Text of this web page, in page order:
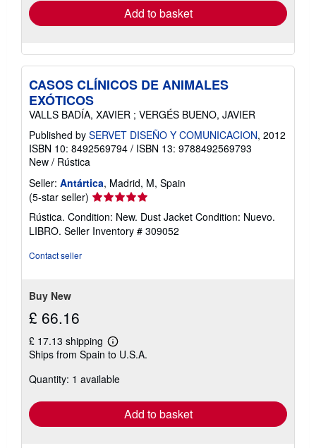
Add to basket
CASOS CLÍNICOS DE ANIMALES
EXÓTICOS
VALLS BADÍA, XAVIER ; VERGÉS BUENO, JAVIER
Published by SERVET DISEÑO Y COMUNICACION, 2012
ISBN 10: 8492569794 / ISBN 13: 9788492569793
New / Rústica
Seller: Antártica, Madrid, M, Spain
(5-star seller) Seller
rating
5
out
Rústica. Condition: New. Dust Jacket Condition: Nuevo.
LIBRO. Seller Inventory # 309052
Contact seller
Buy New
£ 66.16
£ 17.13 shipping
Learn
more
shipping
Ships from Spain to U.S.A.
Quantity: 1 available
Add to basket